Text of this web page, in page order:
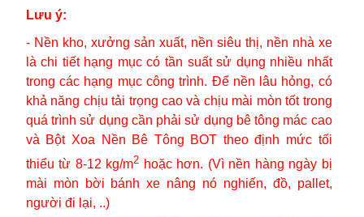
Lưu ý:
- Nền kho, xưởng sản xuất, nền siêu thị, nền nhà xe
là chi tiết hạng mục có tần suất sử dụng nhiều nhất
trong các hạng mục công trình. Để nền lâu hỏng, có
khả năng chịu tải trọng cao và chịu mài mòn tốt trong
quá trình sử dụng cần phải sử dụng bê tông mác cao
và Bột Xoa Nền Bê Tông BOT theo định mức tối
thiểu từ 8-12 kg/m2 hoặc hơn. (Vì nền hàng ngày bị
mài mòn bời bánh xe nâng nó nghiến, đồ, pallet,
người đi lại, ..)